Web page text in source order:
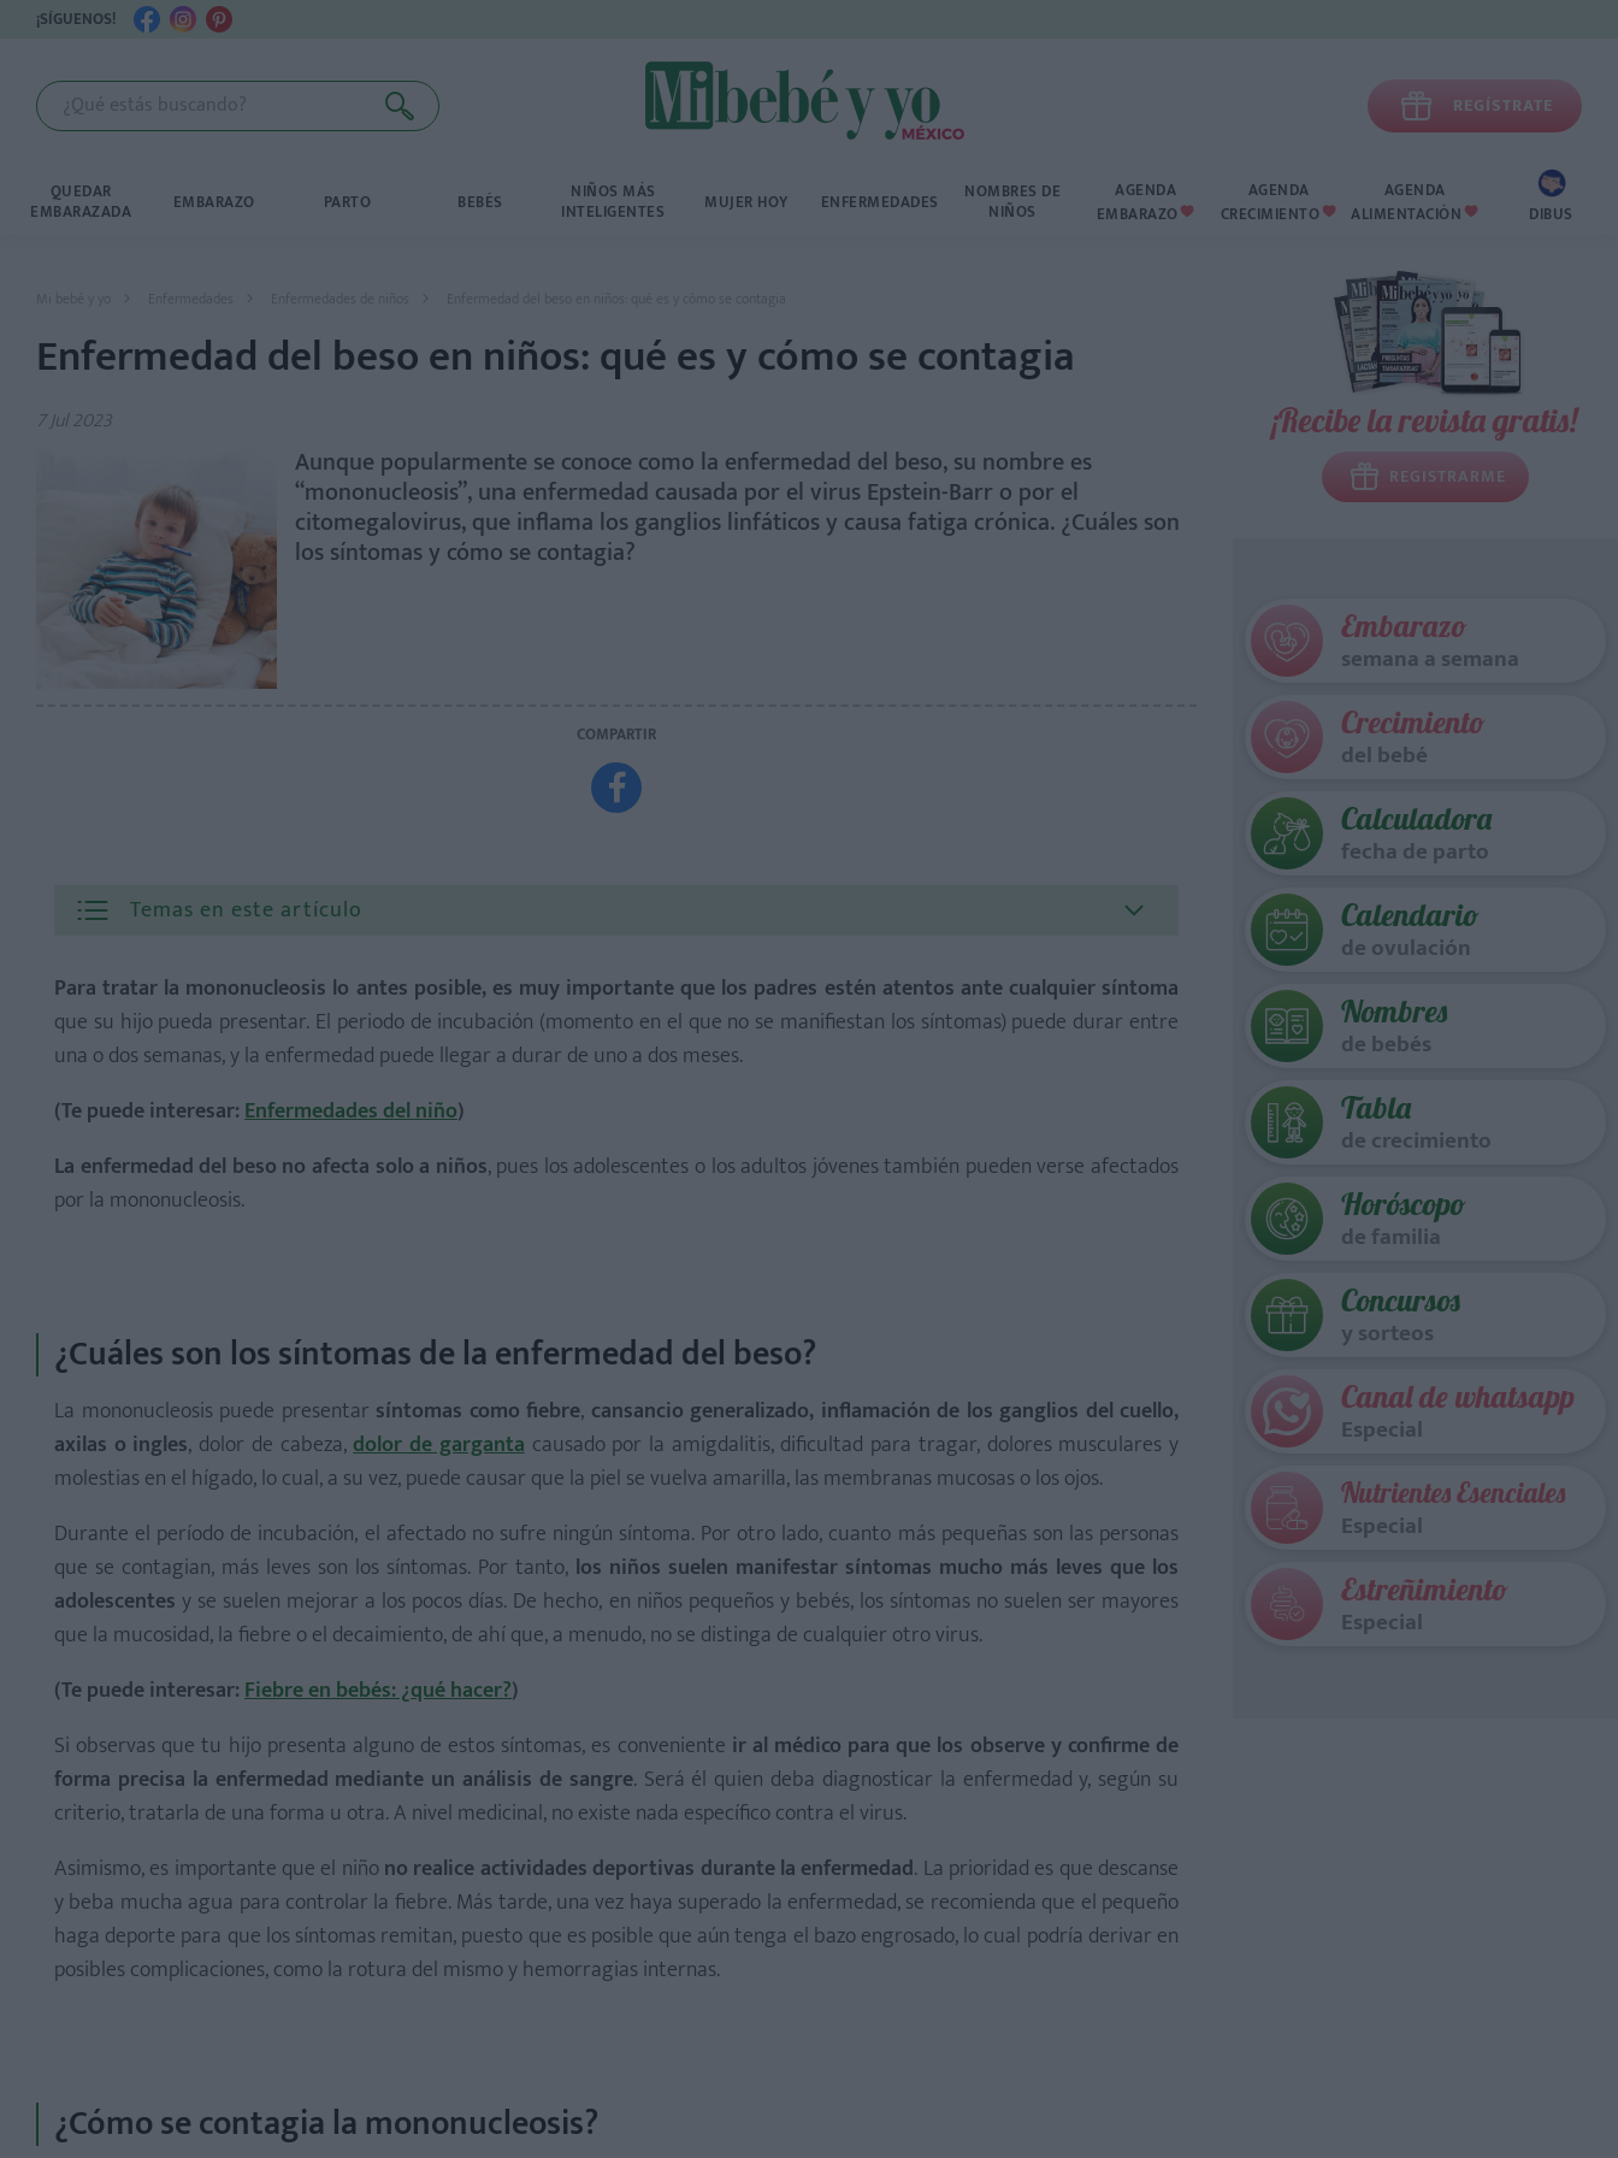
¡SÍGUENOS!
 REGÍSTRATE
QUEDAR
EMBARAZADA EMBARAZO PARTO BEBÉS NIÑOS MÁS
INTELIGENTES MUJER HOY ENFERMEDADES NOMBRES DE
NIÑOS
AGENDA
EMBARAZO 
AGENDA
CRECIMIENTO 
AGENDA
ALIMENTACIÓN  DIBUS
Mi bebé y yo Enfermedades Enfermedades de niños Enfermedad del beso en niños: qué es y cómo se contagia
Enfermedad del beso en niños: qué es y cómo se contagia
7 Jul 2023
Aunque popularmente se conoce como la enfermedad del beso, su nombre es
“mononucleosis”, una enfermedad causada por el virus Epstein-Barr o por el
citomegalovirus, que inflama los ganglios linfáticos y causa fatiga crónica. ¿Cuáles son
los síntomas y cómo se contagia?
COMPARTIR

Temas en este artículo
Para tratar la mononucleosis lo antes posible, es muy importante que los padres estén atentos ante cualquier síntoma
que su hijo pueda presentar. El periodo de incubación (momento en el que no se manifiestan los síntomas) puede durar entre
una o dos semanas, y la enfermedad puede llegar a durar de uno a dos meses.
(Te puede interesar:Enfermedades del niño)
La enfermedad del beso no afecta solo a niños, pues los adolescentes o los adultos jóvenes también pueden verse afectados
por la mononucleosis.
¿Cuáles son los síntomas de la enfermedad del beso?
La mononucleosis puede presentar síntomas como fiebre, cansancio generalizado, inflamación de los ganglios del cuello,
axilas o ingles, dolor de cabeza,dolor de gargantacausado por la amigdalitis, dificultad para tragar, dolores musculares y
molestias en el hígado, lo cual, a su vez, puede causar que la piel se vuelva amarilla, las membranas mucosas o los ojos.
Durante el período de incubación, el afectado no sufre ningún síntoma. Por otro lado, cuanto más pequeñas son las personas
que se contagian, más leves son los síntomas. Por tanto, los niños suelen manifestar síntomas mucho más leves que los
adolescentes y se suelen mejorar a los pocos días. De hecho, en niños pequeños y bebés, los síntomas no suelen ser mayores
que la mucosidad, la fiebre o el decaimiento, de ahí que, a menudo, no se distinga de cualquier otro virus.
(Te puede interesar:Fiebre en bebés: ¿qué hacer?)
Si observas que tu hijo presenta alguno de estos síntomas, es conveniente ir al médico para que los observe y confirme de
forma precisa la enfermedad mediante un análisis de sangre. Será él quien deba diagnosticar la enfermedad y, según su
criterio, tratarla de una forma u otra. A nivel medicinal, no existe nada específico contra el virus.
Asimismo, es importante que el niñono realice actividades deportivas durante la enfermedad. La prioridad es que descanse
y beba mucha agua para controlar la fiebre. Más tarde, una vez haya superado la enfermedad, se recomienda que el pequeño
haga deporte para que los síntomas remitan, puesto que es posible que aún tenga el bazo engrosado, lo cual podría derivar en
posibles complicaciones, como la rotura del mismo y hemorragias internas.
¿Cómo se contagia la mononucleosis?
¡Recibe la revista gratis!
REGISTRARME
Embarazo
semana a semana
Crecimiento
del bebé
Calculadora
fecha de parto
Calendario
de ovulación
Nombres
de bebés
Tabla
de crecimiento
Horóscopo
de familia
Concursos
y sorteos
Canal de whatsapp
Especial
Nutrientes Esenciales
Especial
Estreñimiento
Especial